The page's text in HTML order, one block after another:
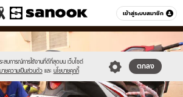
เข้าสู่ระบบสมาชิก
หมวดอื่นๆ
ะสบการณ์การใช้งานที่ดีที่สุดบน เว็บไซต์
ายความเป็นส่วนตัว และ นโยบายคุกกี้
ตกลง
logo-
1512/7560590/11.jpg